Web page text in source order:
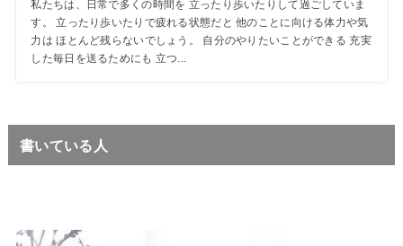
私たちは、日常で多くの時間を 立ったり歩いたりして過ごしていま
す。 立ったり歩いたりで疲れる状態だと 他のことに向ける体力や気
力は ほとんど残らないでしょう。 自分のやりたいことができる 充実
した毎日を送るためにも 立つ...
書いている人